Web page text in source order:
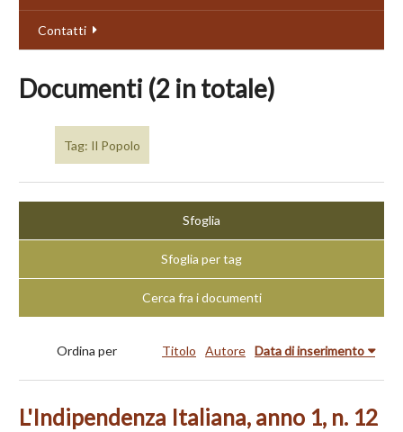
Contatti
Documenti (2 in totale)
Tag: Il Popolo
Sfoglia
Sfoglia per tag
Cerca fra i documenti
Ordina per Titolo Autore Data di inserimento
L'Indipendenza Italiana, anno 1, n. 12